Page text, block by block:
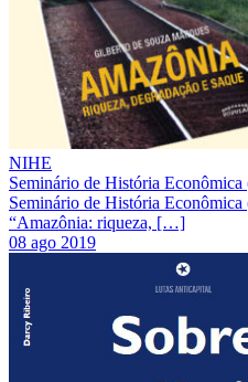
NIHE
Seminário de História
Seminário de História
“Amazônia: riqueza, […]
08 ago 2019